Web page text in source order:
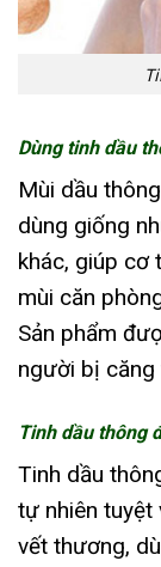
Dùng tinh dầu
Mùi dầu
dùng giống
khác, giúp cơ
mùi căn
Sản phẩm
người bị căng
Tinh dầu thông
Tinh dầu
tự nhiên tuyệt
vết thương,